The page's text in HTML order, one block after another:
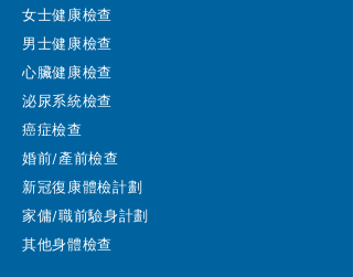
女士健康檢查
男士健康檢查
心臟健康檢查
泌尿系統檢查
癌症檢查
婚前/產前檢查
新冠復康體檢計劃
家傭/職前驗身計劃
其他身體檢查